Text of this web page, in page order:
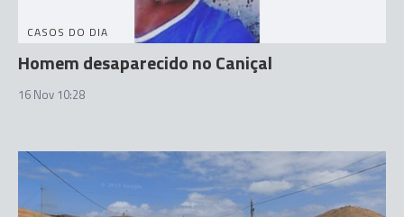
CASOS DO DIA
Homem desaparecido no Caniçal
16 Nov 10:28